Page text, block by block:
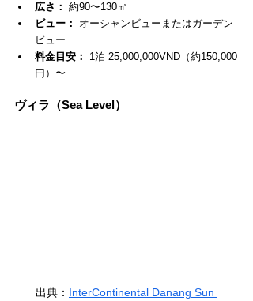
広さ： 約90〜130㎡
ビュー：
オーシャンビューまたはガーデン
ビュー
料金目安：
1泊 25,000,000VND（約150,000
円）〜
ヴィラ（Sea Level）
出典： InterContinental Danang Sun